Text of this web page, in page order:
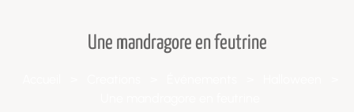
Une mandragore en feutrine